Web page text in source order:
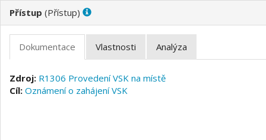
( )
R1306 Provedení VSK na místě
Oznámení o zahájení VSK